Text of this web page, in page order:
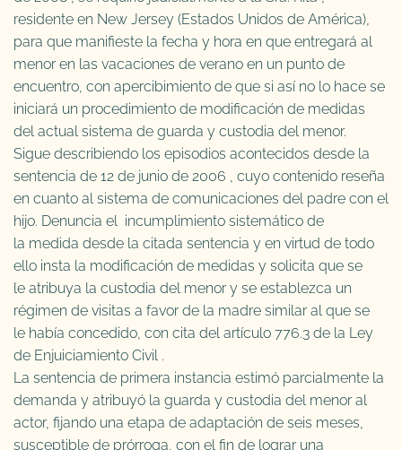
residente en New Jersey (Estados Unidos de América),
para que manifieste la fecha y hora en que entregará al
menor en las vacaciones de verano en un punto de
encuentro, con apercibimiento de que si así no lo hace se
iniciará un procedimiento de modificación de medidas
del actual sistema de guarda y custodia del menor.
Sigue describiendo los episodios acontecidos desde la
sentencia de 12 de junio de 2006 , cuyo contenido reseña
en cuanto al sistema de comunicaciones del padre con el
hijo. Denuncia el incumplimiento sistemático de
la medida desde la citada sentencia y en virtud de todo
ello insta la modificación de medidas y solicita que se
le atribuya la custodia del menor y se establezca un
régimen de visitas a favor de la madre similar al que se
le había concedido, con cita del artículo 776.3 de la Ley
de Enjuiciamiento Civil .
La sentencia de primera instancia estimó parcialmente la
demanda y atribuyó la guarda y custodia del menor al
actor, fijando una etapa de adaptación de seis meses,
susceptible de prórroga, con el fin de lograr una